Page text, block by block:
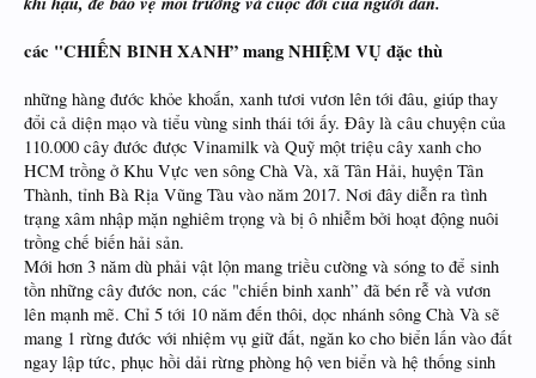
các "CHIẾN BINH XANH” mang NHIỆM VỤ đặc thù
những hàng đước khỏe khoắn, xanh tươi vươn lên tới đâu, giúp thay
đổi cả diện mạo và tiểu vùng sinh thái tới ấy. Đây là câu chuyện của
110.000 cây đước được Vinamilk và Quỹ một triệu cây xanh cho
HCM trồng ở Khu Vực ven sông Chà Và, xã Tân Hải, huyện Tân
Thành, tỉnh Bà Rịa Vũng Tàu vào năm 2017. Nơi đây diễn ra tình
trạng xâm nhập mặn nghiêm trọng và bị ô nhiễm bởi hoạt động nuôi
trồng chế biến hải sản.
Mới hơn 3 năm dù phải vật lộn mang triều cường và sóng to để sinh
tồn những cây đước non, các "chiến binh xanh” đã bén rễ và vươn
lên mạnh mẽ. Chỉ 5 tới 10 năm đến thôi, dọc nhánh sông Chà Và sẽ
mang 1 rừng đước với nhiệm vụ giữ đất, ngăn ko cho biển lấn vào đất
ngay lập tức, phục hồi dải rừng phòng hộ ven biển và hệ thống sinh